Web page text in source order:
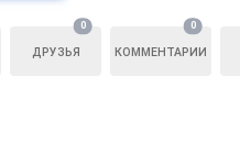
ДРУЗЬЯ
0
КОММЕНТАРИИ
0